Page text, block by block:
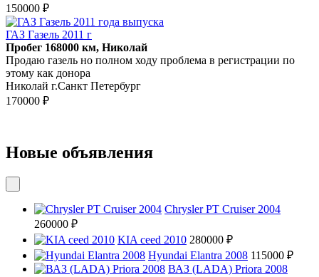
150000 ₽
ГАЗ Газель 2011 г
Пробег 168000 км, Николай
Продаю газель но полном ходу проблема в регистрации по
этому как донора
Николай г.Санкт Петербург
170000 ₽
Новые объявления
Chrysler PT Cruiser 2004
260000 ₽
KIA ceed 2010 280000 ₽
Hyundai Elantra 2008 115000 ₽
ВАЗ (LADA) Priora 2008